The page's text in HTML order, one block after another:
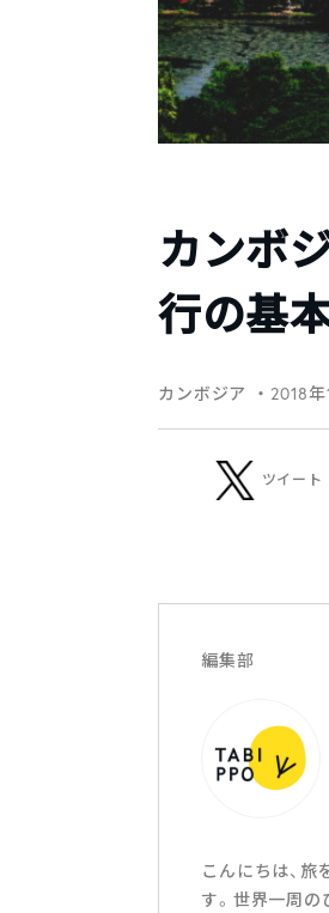
カンボ
行の基
カンボジア ・2018
ツイート
編集部
こんにちは、旅
す。世界一周